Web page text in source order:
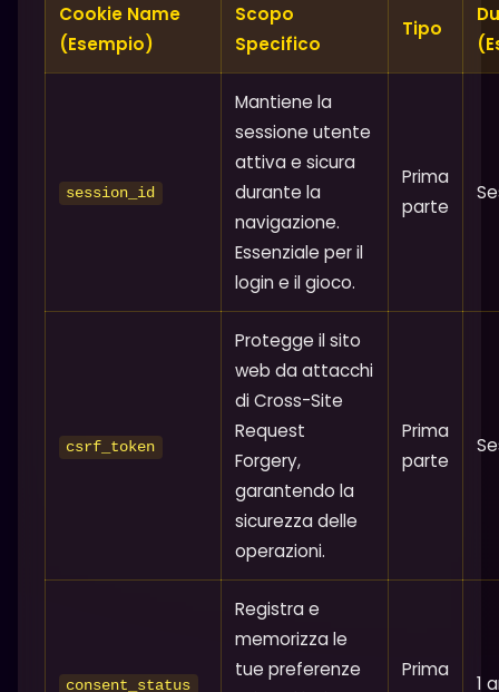
Cookie Name
(Esempio)
Scopo
Specifico
Tipo
session_id
Mantiene la
sessione utente
attiva e sicura
durante la
navigazione.
Essenziale per il
login e il gioco.
Prima
parte
csrf_token
Protegge il sito
web da attacchi
di Cross-Site
Request
Forgery,
garantendo la
sicurezza delle
operazioni.
Prima
parte
consent_status
Registra e
memorizza le
tue preferenze
Prima
1